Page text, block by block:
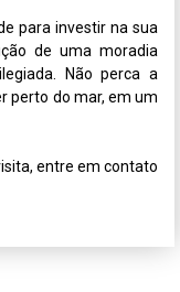
para investir na sua
de uma moradia
Não perca a
perto do mar, em um
entre em contato